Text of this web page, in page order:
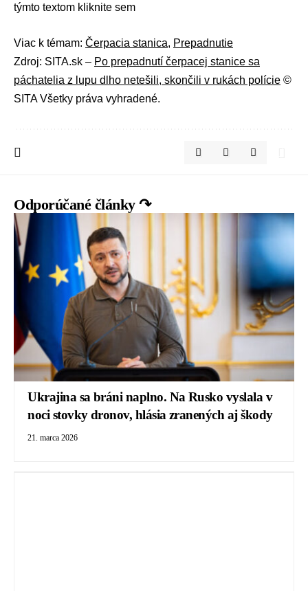
týmto textom kliknite sem
Viac k témam: Čerpacia stanica, Prepadnutie
Zdroj: SITA.sk – Po prepadnutí čerpacej stanice sa
páchatelia z lupu dlho netešili, skončili v rukách polície ©
SITA Všetky práva vyhradené.
Odporúčané články ↷
Ukrajina sa bráni naplno. Na Rusko vyslala v
noci stovky dronov, hlásia zranených aj škody
21. marca 2026